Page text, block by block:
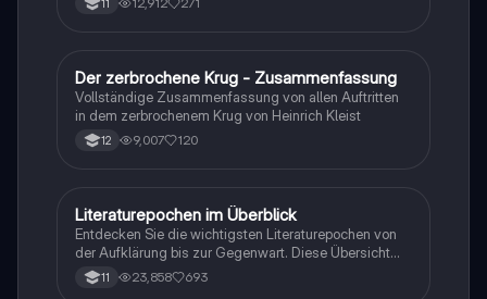
Themen, bedeutende Autoren und charakteristische
der Neuen Sachlichkeit. Ideal für Studierende der
Literaturwissenschaft, die einen Überblick über die
Entwicklung der deutschen Literatur suchen.
Deutsch
Der zerbrochene Krug - Zusammenfassung
Vollständige Zusammenfassung von allen Auftritten
in dem zerbrochenem Krug von Heinrich Kleist
12 9,007 120
Deutsch
Literaturepochen im Überblick
Entdecken Sie die wichtigsten Literaturepochen von
der Aufklärung bis zur Gegenwart. Diese Übersicht
behandelt zentrale Themen, Vertreter und historische
Hintergründe der Barock-, Klassik-, Romantik-,
11 23,858 693